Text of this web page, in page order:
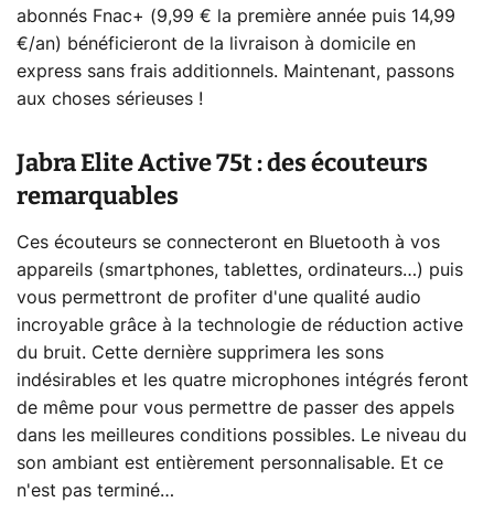
abonnés Fnac+ (9,99 € la première année puis 14,99
€/an) bénéficieront de la livraison à domicile en
express sans frais additionnels. Maintenant, passons
aux choses sérieuses !
Jabra Elite Active 75t : des écouteurs
remarquables
Ces écouteurs se connecteront en Bluetooth à vos
appareils (smartphones, tablettes, ordinateurs…) puis
vous permettront de profiter d'une qualité audio
incroyable grâce à la technologie de réduction active
du bruit. Cette dernière supprimera les sons
indésirables et les quatre microphones intégrés feront
de même pour vous permettre de passer des appels
dans les meilleures conditions possibles. Le niveau du
son ambiant est entièrement personnalisable. Et ce
n'est pas terminé…